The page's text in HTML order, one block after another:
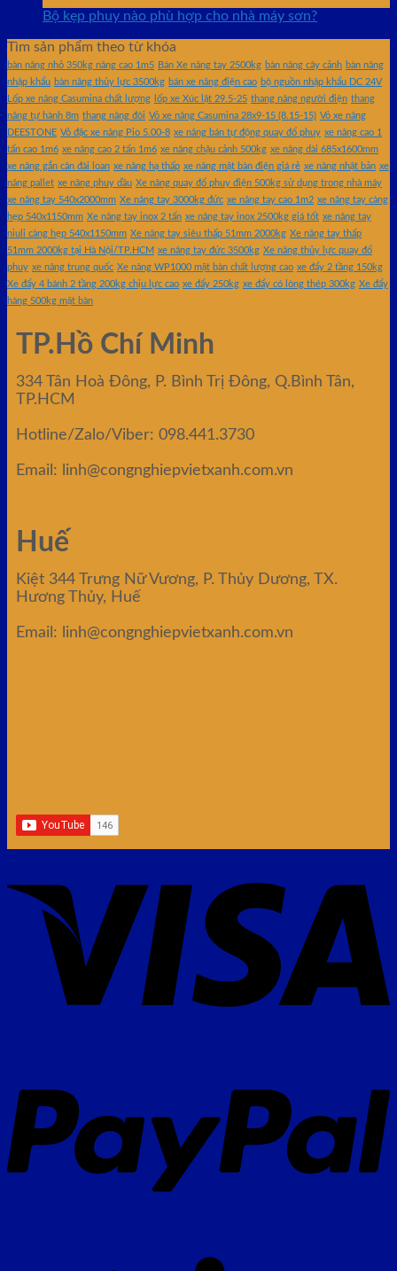
Bộ kẹp phuy nào phù hợp cho nhà máy sơn?
Tìm sản phẩm theo từ khóa
bàn nâng nhỏ 350kg nâng cao 1m5 Bán Xe nâng tay 2500kg bàn nâng cây cảnh bàn nâng
nhập khẩu bàn nâng thủy lực 3500kg bán xe nâng điện cao bộ nguồn nhập khẩu DC 24V
Lốp xe nâng Casumina chất lượng
lốp xe Xúc lật 29.5-25 thang nâng người điện thang
nâng tự hành 8m thang nâng đôi Vỏ xe nâng Casumina 28x9-15 (8.15-15) Vỏ xe nâng
DEESTONE Vỏ đặc xe nâng Pio 5.00-8 xe nâng bán tự động quay đổ phuy xe nâng cao 1
tấn cao 1m6 xe nâng cao 2 tấn 1m6 xe nâng chậu cảnh 500kg xe nâng dài 685x1600mm
xe nâng gắn cân đài loan xe nâng hạ thấp xe nâng mặt bàn điện giá rẻ xe nâng nhật bản xe
nâng pallet xe nâng phuy dầu Xe nâng quay đổ phuy điện 500kg sử dụng trong nhà máy
xe nâng tay 540x2000mm Xe nâng tay 3000kg đức xe nâng tay cao 1m2 xe nâng tay càng
hẹp 540x1150mm Xe nâng tay inox 2 tấn xe nâng tay inox 2500kg giá tốt xe nâng tay
niuli càng hẹp 540x1150mm Xe nâng tay siêu thấp 51mm 2000kg Xe nâng tay thấp
51mm 2000kg tại Hà Nội/TP.HCM xe nâng tay đức 3500kg Xe nâng thủy lực quay đổ
phuy xe nâng trung quốc Xe nâng WP1000 mặt bàn chất lượng cao xe đẩy 2 tầng 150kg
Xe đẩy 4 bánh 2 tầng 200kg chịu lực cao xe đẩy 250kg xe đẩy có lòng thép 300kg Xe đẩy
hàng 500kg mặt bàn
TP.Hồ Chí Minh
334 Tân Hoà Đông, P. Bình Trị Đông, Q.Bình Tân,
TP.HCM
Hotline/Zalo/Viber: 098.441.3730
Email: linh@congnghiepvietxanh.com.vn
Huế
Kiệt 344 Trưng Nữ Vương, P. Thủy Dương, TX.
Hương Thủy, Huế
Email: linh@congnghiepvietxanh.com.vn